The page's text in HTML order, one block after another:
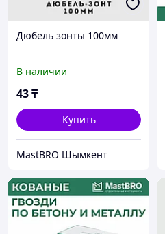
Дюбель зонты 100мм
В наличии
43₸
Купить
MastBRO Шымкент